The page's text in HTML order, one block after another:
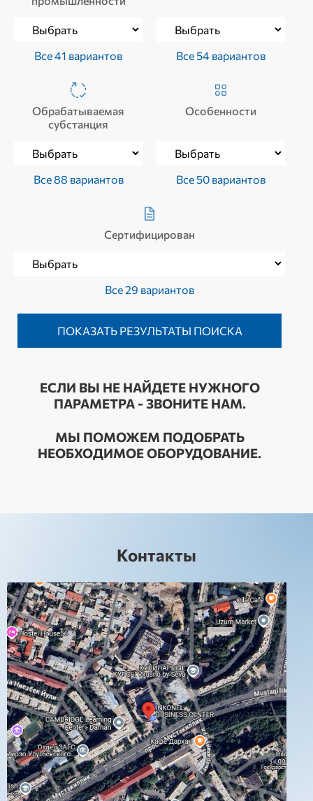
Все 41 вариантов Все 54 вариантов
Обрабатываемая
субстанция
Все 88 вариантов
Особенности
Все 50 вариантов
Сертифицирован
Все 29 вариантов
ЕСЛИ ВЫ НЕ НАЙДЕТЕ НУЖНОГО
ПАРАМЕТРА - ЗВОНИТЕ НАМ.
МЫ ПОМОЖЕМ ПОДОБРАТЬ
НЕОБХОДИМОЕ ОБОРУДОВАНИЕ.
Контакты